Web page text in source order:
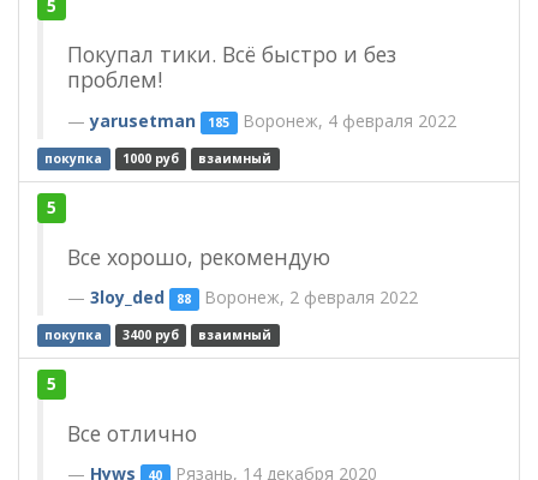
5
Покупал тики. Всё быстро и без
проблем!
yarusetman 185 Воронеж, 4 февраля 2022
покупка 1000 руб взаимный
5
Все хорошо, рекомендую
3loy_ded 88 Воронеж, 2 февраля 2022
покупка 3400 руб взаимный
5
Все отлично
Hyws 40 Рязань, 14 декабря 2020